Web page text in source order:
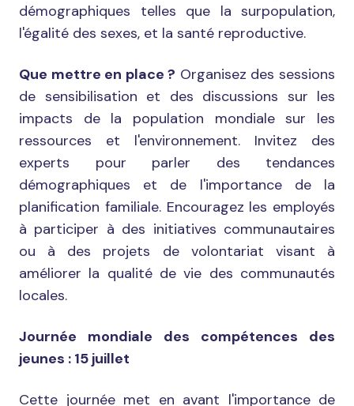
démographiques telles que la surpopulation,
l'égalité des sexes, et la santé reproductive.
Que mettre en place ? Organisez des sessions
de sensibilisation et des discussions sur les
impacts de la population mondiale sur les
ressources et l'environnement. Invitez des
experts pour parler des tendances
démographiques et de l'importance de la
planification familiale. Encouragez les employés
à participer à des initiatives communautaires
ou à des projets de volontariat visant à
améliorer la qualité de vie des communautés
locales.
Journée mondiale des compétences des
jeunes : 15 juillet
Cette journée met en avant l'importance de